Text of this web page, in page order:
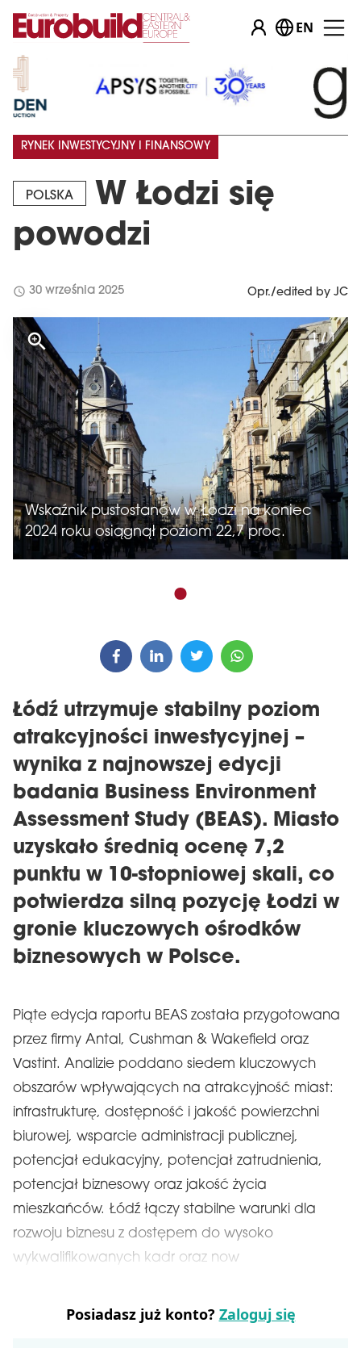
EN
POLSKA
W Łodzi się
powodzi
RYNEK INWESTYCYJNY I FINANSOWY
schedule 30 września 2025 Opr./edited by JC
Wskaźnik pustostanów w Łodzi na koniec
2024 roku osiągnął poziom 22,7 proc.
1 / 1
Łódź utrzymuje stabilny poziom
atrakcyjności inwestycyjnej –
wynika z najnowszej edycji
badania Business Environment
Assessment Study (BEAS). Miasto
uzyskało średnią ocenę 7,2
punktu w 10-stopniowej skali, co
potwierdza silną pozycję Łodzi w
gronie kluczowych ośrodków
biznesowych w Polsce.
Piąte edycja raportu BEAS została przygotowana
przez firmy Antal, Cushman & Wakefield oraz
Vastint. Analizie poddano siedem kluczowych
obszarów wpływających na atrakcyjność miast:
infrastrukturę, dostępność i jakość powierzchni
biurowej, wsparcie administracji publicznej,
potencjał edukacyjny, potencjał zatrudnienia,
potencjał biznesowy oraz jakość życia
mieszkańców. Łódź łączy stabilne warunki dla
rozwoju biznesu z dostępem do wysoko
wykwalifikowanych kadr oraz now
Posiadasz już konto? Zaloguj się